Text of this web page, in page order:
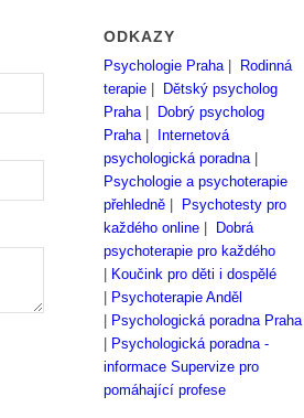
ODKAZY
Psychologie Praha|
Rodinná
terapie
Dětský psycholog
Praha|
Dobrý psycholog
Praha|
Internetová
psychologická poradna|
Psychologie a psychoterapie
přehledně
Psychotesty pro
každého online
Dobrá
psychoterapie pro každého
Koučink pro děti i dospělé
Psychoterapie Anděl
Psychologická poradna Praha
Psychologická poradna -
informace Supervize pro
pomáhající profese